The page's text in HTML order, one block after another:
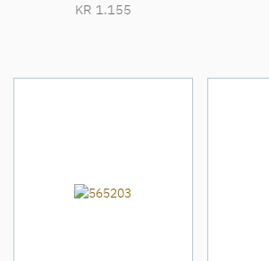
KR 1.155